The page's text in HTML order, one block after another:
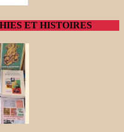
ET HISTOIRES